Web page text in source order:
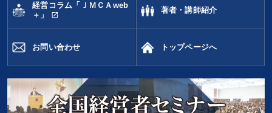
経営コラム「ＪＭＣＡweb
＋」
open_in_new
著者・講師紹介
お問い合わせ トップページへ